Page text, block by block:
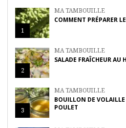
1
MA TAMBOUILLE
COMMENT PRÉPARER
2
MA TAMBOUILLE
SALADE FRAÎCHEUR AU
3
MA TAMBOUILLE
BOUILLON DE VOLAILLE
POULET